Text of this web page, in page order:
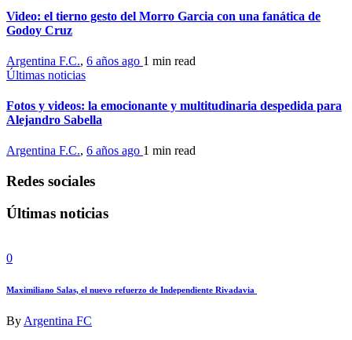
Video: el tierno gesto del Morro Garcia con una fanática de
Godoy Cruz
Argentina F.C., 6 años ago 1 min read
Últimas noticias
Fotos y videos: la emocionante y multitudinaria despedida para
Alejandro Sabella
Argentina F.C., 6 años ago 1 min read
Redes sociales
Últimas noticias
0
Maximiliano Salas, el nuevo refuerzo de Independiente Rivadavia
By Argentina FC